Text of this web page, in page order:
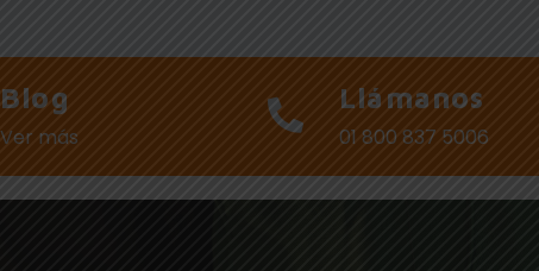
Blog
Ver más
Llámanos
01 800 837 5006